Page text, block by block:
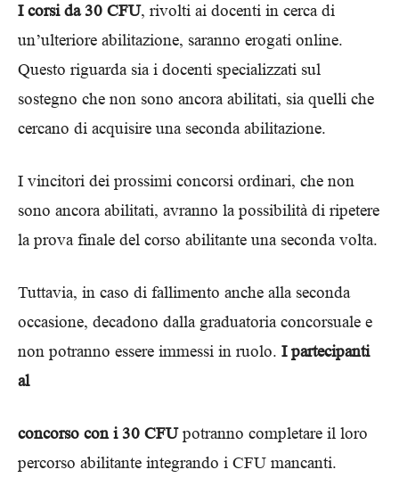
I corsi da 30 CFU, rivolti ai docenti in cerca di
un’ulteriore abilitazione, saranno erogati online.
Questo riguarda sia i docenti specializzati sul
sostegno che non sono ancora abilitati, sia quelli che
cercano di acquisire una seconda abilitazione.
I vincitori dei prossimi concorsi ordinari, che non
sono ancora abilitati, avranno la possibilità di ripetere
la prova finale del corso abilitante una seconda volta.
Tuttavia, in caso di fallimento anche alla seconda
occasione, decadono dalla graduatoria concorsuale e
non potranno essere immessi in ruolo. I partecipanti
al
concorso con i 30 CFUpotranno completare il loro
percorso abilitante integrando i CFU mancanti.